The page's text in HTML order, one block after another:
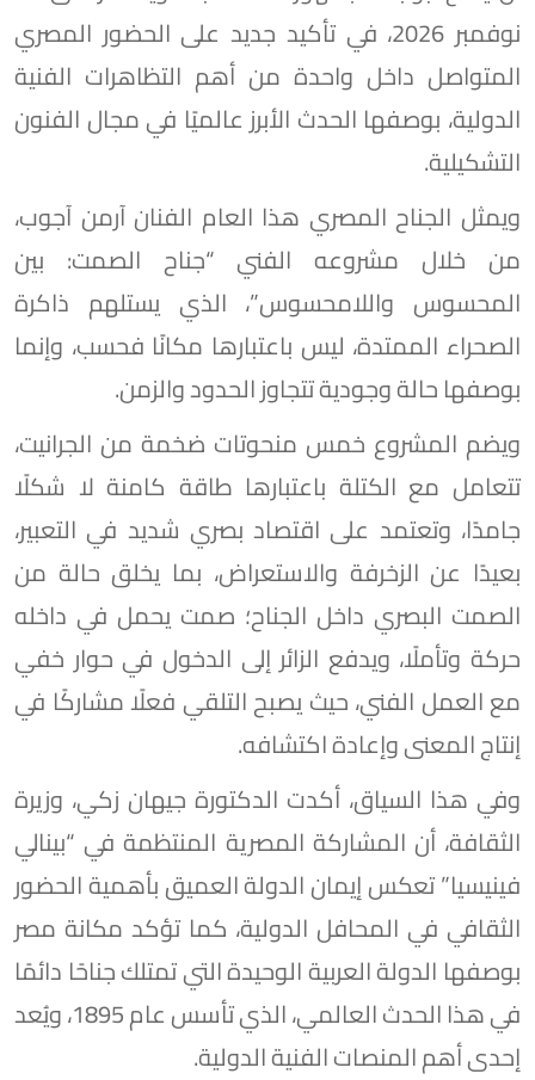
نوفمبر 2026، في تأكيد جديد على الحضور المصري
المتواصل داخل واحدة من أهم التظاهرات الفنية
الدولية، بوصفها الحدث الأبرز عالميًا في مجال الفنون
التشكيلية.
ويمثل الجناح المصري هذا العام الفنان آرمن آجوب،
من خلال مشروعه الفني “جناح الصمت: بين
المحسوس واللامحسوس”، الذي يستلهم ذاكرة
الصحراء الممتدة، ليس باعتبارها مكانًا فحسب، وإنما
بوصفها حالة وجودية تتجاوز الحدود والزمن.
ويضم المشروع خمس منحوتات ضخمة من الجرانيت،
تتعامل مع الكتلة باعتبارها طاقة كامنة لا شكلًا
جامدًا، وتعتمد على اقتصاد بصري شديد في التعبير،
بعيدًا عن الزخرفة والاستعراض، بما يخلق حالة من
الصمت البصري داخل الجناح؛ صمت يحمل في داخله
حركة وتأملًا، ويدفع الزائر إلى الدخول في حوار خفي
مع العمل الفني، حيث يصبح التلقي فعلًا مشاركًا في
إنتاج المعنى وإعادة اكتشافه.
وفي هذا السياق، أكدت الدكتورة جيهان زكي، وزيرة
الثقافة، أن المشاركة المصرية المنتظمة في “بينالي
فينيسيا” تعكس إيمان الدولة العميق بأهمية الحضور
الثقافي في المحافل الدولية، كما تؤكد مكانة مصر
بوصفها الدولة العربية الوحيدة التي تمتلك جناحًا دائمًا
في هذا الحدث العالمي، الذي تأسس عام 1895، ويُعد
إحدى أهم المنصات الفنية الدولية.